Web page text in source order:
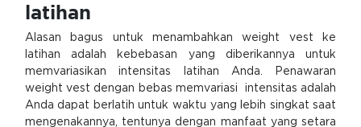
latihan
Alasan bagus untuk menambahkan weight vest ke
latihan adalah kebebasan yang diberikannya untuk
memvariasikan intensitas latihan Anda. Penawaran
weight vest dengan bebas memvariasi intensitas adalah
Anda dapat berlatih untuk waktu yang lebih singkat saat
mengenakannya, tentunya dengan manfaat yang setara